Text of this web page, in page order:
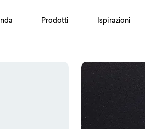
Prodotti Ispirazioni